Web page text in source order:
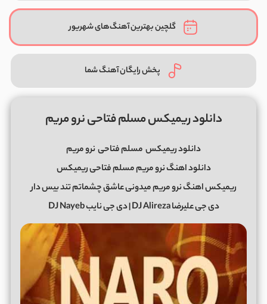
گلچین بهترین آهنگ‌های شهریور
پخش رایگان آهنگ شما
دانلود ریمیکس مسلم فتاحی نرو مریم
دانلود ریمیکس مسلم فتاحینرو مریم
دانلود اهنگ نرو مریم مسلم فتاحی ریمیکس
ریمیکس اهنگ نرو مریم میدونی عاشق چشماتم تند بیس دار
دی جی علیرضا DJ Alireza | دی جی نایب DJ Nayeb